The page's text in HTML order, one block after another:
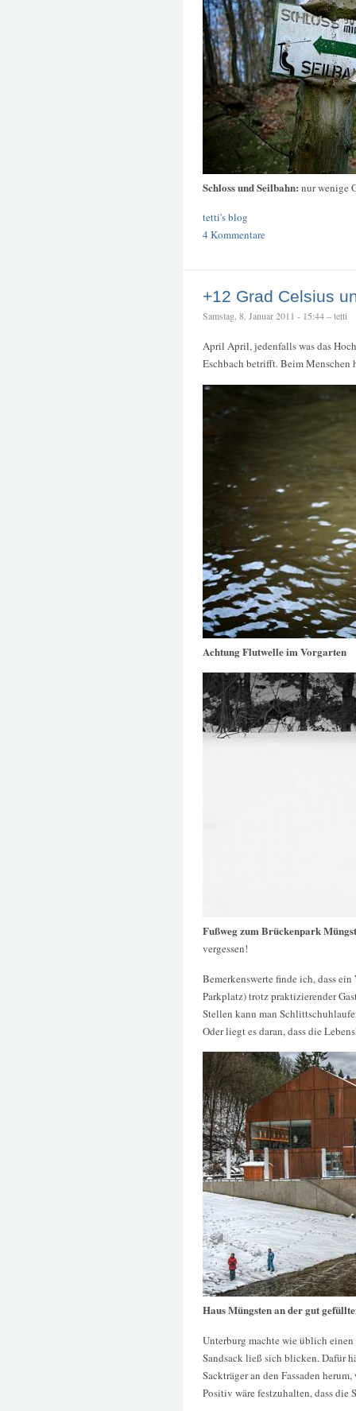
Schloss und Seilbahn: nur wenige
tetti's blog
4 Kommentare
+12 Grad Celsius
Samstag, 8. Januar 2011 - 15:44 – tetti
April April, jedenfalls was das
Eschbach betrifft. Beim Menschen
Achtung Flutwelle im Vorgarten
Fußweg zum Brückenpark
vergessen!
Bemerkenswerte finde ich, dass
Parkplatz) trotz praktizierender
Stellen kann man
Oder liegt es daran, dass die
Haus Müngsten an der gut
Unterburg machte wie üblich
Sandsack ließ sich blicken. Dafür
Sackträger an den Fassaden
Positiv wäre festzuhalten, dass die